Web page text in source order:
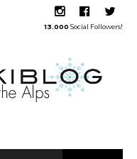
13.000 Social Followers!